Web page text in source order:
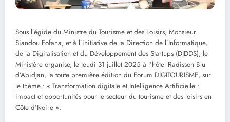
Sous l’égide du Ministre du Tourisme et des Loisirs, Monsieur
Siandou Fofana, et à l’initiative de la Direction de l’Informatique,
de la Digitalisation et du Développement des Startups (DIDDS), le
Ministère organise, le jeudi 31 juillet 2025 à l’hôtel Radisson Blu
d’Abidjan, la toute première édition du Forum DIGITOURISME, sur
le thème : « Transformation digitale et Intelligence Artificielle :
impact et opportunités pour le secteur du tourisme et des loisirs en
Côte d’Ivoire ».